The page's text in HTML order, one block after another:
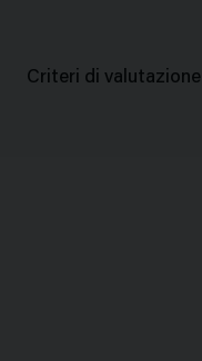
Criteri di valutazione